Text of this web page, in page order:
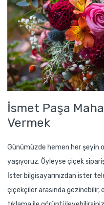
İsmet Paşa
Vermek
Günümüzde hemen her şeyin
yaşıyoruz. Öyleyse çiçek
İster bilgisayarınızdan ister
çiçekçiler arasında gezinebilir,